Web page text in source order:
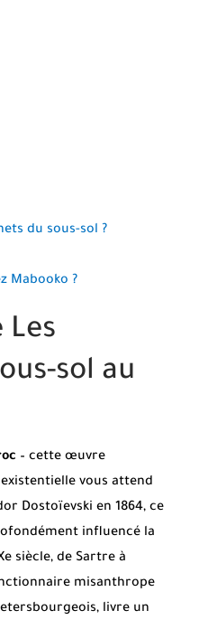
du sous-sol ?
Mabooko ?
sol au
– cette œuvre
vous attend
Dostoïevski en 1864, ce
influencé la
siècle, de Sartre à
misanthrope
livre un